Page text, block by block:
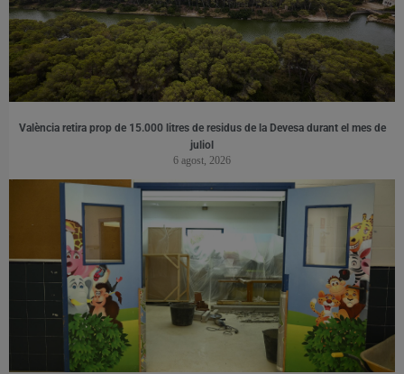
València retira prop de 15.000 litres de residus de la Devesa durant el mes de
juliol
6 agost, 2026